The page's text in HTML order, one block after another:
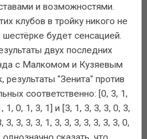
и возможностями.
клубов в тройку никого не
шестёрке будет сенсацией.
двух последних
с Малкомом и Кузяевым
"Зенита" против
соответственно: [0, 3, 1,
1, 0, 1, 3, 1] и [3, 1, 3, 3, 3, 0, 3,
3, 3, 3, 3, 1, 3, 3, 3, 3, 3, 3, 3, 0,